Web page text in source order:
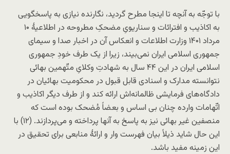
با توجّه به آنچه تا اینجا مطرح گردید، نگارنده نیازی به پاسخگویی
به اکاذیب و افترائات و سناریویِ مضحکِ مطروحه در اطلاعیۀ ۱۰
مرداد ۱۴۰۱ وزارت اطلاعات و انعکاس آن در اخبار صدا و سیمای
جمهوری اسلامی ایران نمی‌بیند، زیرا از یک طرف خودِ جمهوری
اسلامی ایران در این ۴۴ سال به شهادتِ وکلایِ متّهمین بهائی
نتوانسته مدارک و اسنادی قابل قبول در محکومیت بهائیان در
دادگاه‌های فرمایشی ظالمانه‌اش ارائه کند و از طرف دیگر اکاذیب و
اتّهامات وارده چنان بی اساس و بعضاً مُضحک بوده است که
منصفین غیر بهائی نیز به پاسخ به آنها پرداخته و می‌پردازند. (۱۲) با
این حال شاید ذیلاً بیان فهرست وار و ارائۀ منابعی برای تحقیق در
این زمینه مفید باشد.